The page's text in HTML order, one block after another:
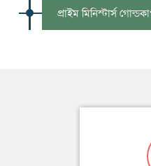
প্রাইম মিনিস্টার্স